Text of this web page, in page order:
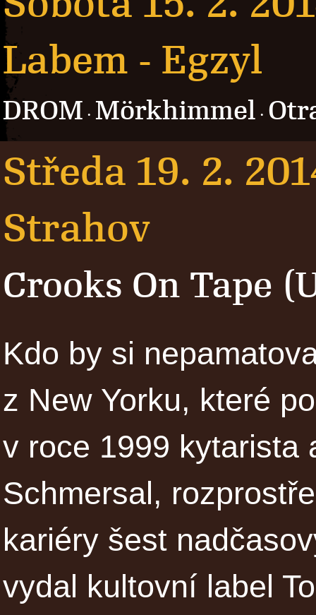
Labem - Egzyl
DROM · Mörkhimmel ·
Středa 19. 2.
Strahov
Crooks On Tape
Kdo by si
z New Yorku, které
v roce 1999 kytarista
Schmersal,
kariéry šest
vydal kultovní label